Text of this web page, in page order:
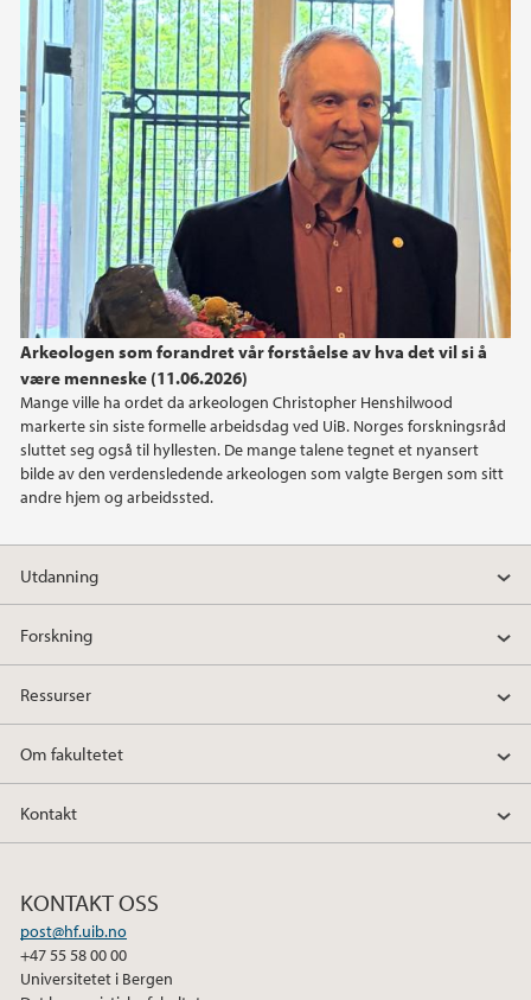
Arkeologen som forandret vår forståelse av hva det vil si å
være menneske (11.06.2026)
Mange ville ha ordet da arkeologen Christopher Henshilwood
markerte sin siste formelle arbeidsdag ved UiB. Norges forskningsråd
sluttet seg også til hyllesten. De mange talene tegnet et nyansert
bilde av den verdensledende arkeologen som valgte Bergen som sitt
andre hjem og arbeidssted.
2013
2011
Utdanning
Forskning
Ressurser
Om fakultetet
Kontakt
KONTAKT OSS
post@hf.uib.no
+47 55 58 00 00
Universitetet i Bergen